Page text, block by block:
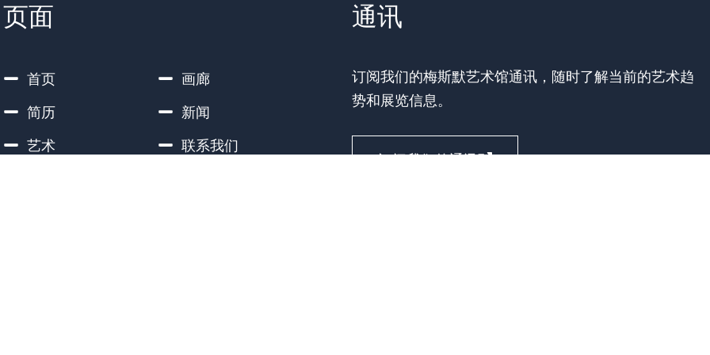
页面
首页
简历
艺术
画廊
新闻
联系我们
通讯
订阅我们的梅斯默艺术馆通讯，随时了解当前的艺术趋
势和展览信息。
订阅我们的通讯